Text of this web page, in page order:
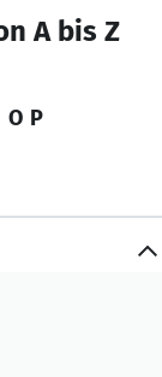
A bis Z
O P